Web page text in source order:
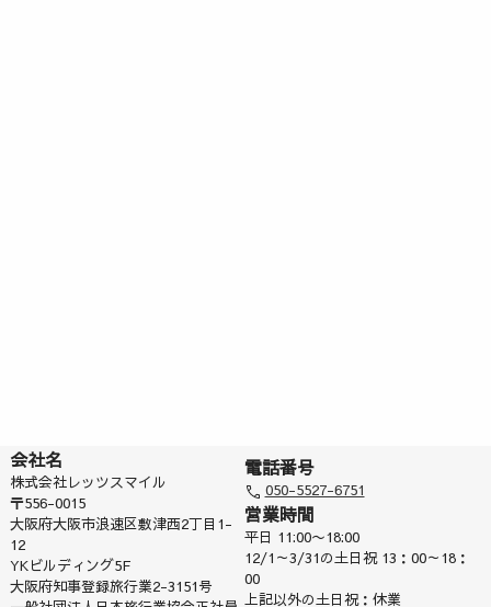
会社名
株式会社レッツスマイル
〒556-0015
大阪府大阪市浪速区敷津西2丁目1-
12
YKビルディング5F
大阪府知事登録旅行業2-3151号
電話番号
050-5527-6751
営業時間
平日 11:00〜18:00
12/1～3/31の土日祝 13：00～18：
00
上記以外の土日祝：休業